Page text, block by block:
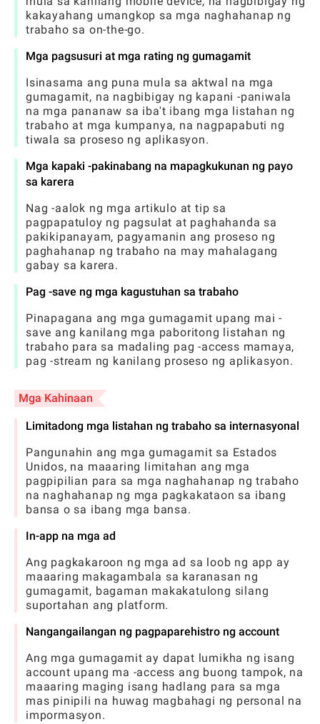
kakayahang umangkop sa mga naghahanap ng
trabaho sa on-the-go.
Mga pagsusuri at mga rating ng gumagamit
Isinasama ang puna mula sa aktwal na mga
gumagamit, na nagbibigay ng kapani -paniwala
na mga pananaw sa iba't ibang mga listahan ng
trabaho at mga kumpanya, na nagpapabuti ng
tiwala sa proseso ng aplikasyon.
Mga kapaki -pakinabang na mapagkukunan ng payo
sa karera
Nag -aalok ng mga artikulo at tip sa
pagpapatuloy ng pagsulat at paghahanda sa
pakikipanayam, pagyamanin ang proseso ng
paghahanap ng trabaho na may mahalagang
gabay sa karera.
Pag -save ng mga kagustuhan sa trabaho
Pinapagana ang mga gumagamit upang mai -
save ang kanilang mga paboritong listahan ng
trabaho para sa madaling pag -access mamaya,
pag -stream ng kanilang proseso ng aplikasyon.
Mga Kahinaan
Limitadong mga listahan ng trabaho sa internasyonal
Pangunahin ang mga gumagamit sa Estados
Unidos, na maaaring limitahan ang mga
pagpipilian para sa mga naghahanap ng trabaho
na naghahanap ng mga pagkakataon sa ibang
bansa o sa ibang mga bansa.
In-app na mga ad
Ang pagkakaroon ng mga ad sa loob ng app ay
maaaring makagambala sa karanasan ng
gumagamit, bagaman makakatulong silang
suportahan ang platform.
Nangangailangan ng pagpaparehistro ng account
Ang mga gumagamit ay dapat lumikha ng isang
account upang ma -access ang buong tampok, na
maaaring maging isang hadlang para sa mga
mas pinipili na huwag magbahagi ng personal na
impormasyon.